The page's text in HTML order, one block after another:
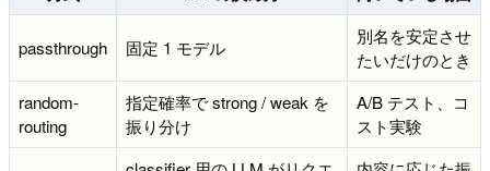
passthrough 固定 1 モデル
別名を安定させ
たいだけのとき
random-
routing
指定確率で strong / weak を
振り分け
A/B テスト、コ
スト実験